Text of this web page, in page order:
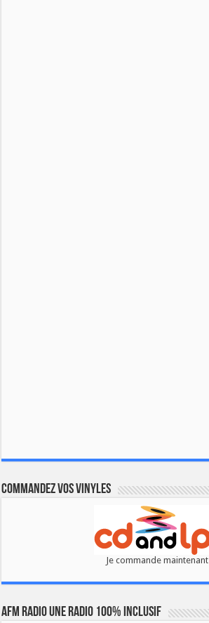
Commandez vos vinyles
Je commande maintenant
AFM RADIO UNE RADIO 100% INCLUSIF